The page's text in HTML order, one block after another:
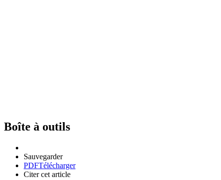
Boîte à outils
Sauvegarder
PDFTélécharger
Citer cet article